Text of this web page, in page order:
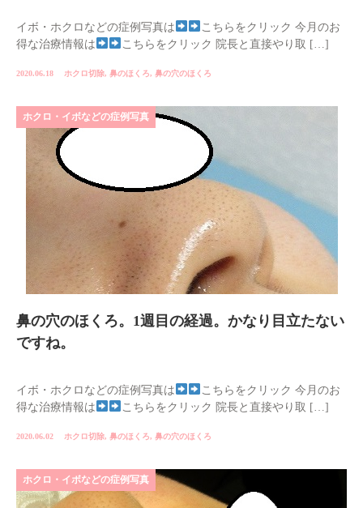
イボ・ホクロなどの症例写真は
こちらをクリック 今月のお
得な治療情報は
こちらをクリック 院長と直接やり取 […]
2020.06.18 ホクロ切除, 鼻のほくろ, 鼻の穴のほくろ
ホクロ・イボなどの症例写真
鼻の穴のほくろ。1週目の経過。かなり目立たない
ですね。
イボ・ホクロなどの症例写真は
こちらをクリック 今月のお
得な治療情報は
こちらをクリック 院長と直接やり取 […]
2020.06.02 ホクロ切除, 鼻のほくろ, 鼻の穴のほくろ
ホクロ・イボなどの症例写真